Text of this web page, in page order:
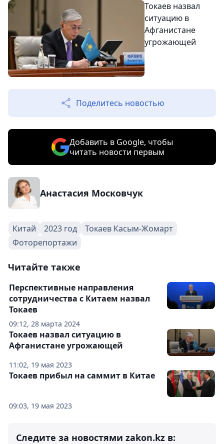
Токаев назвал
ситуацию в
Афганистане
угрожающей
Поделитесь новостью
Добавить в Google, чтобы
читать новости первым
Анастасия Московчук
Китай 2023 год
Токаев Касым-Жомарт
Фоторепортажи
Читайте также
09:12, 28 марта 2024
Перспективные направления
сотрудничества с Китаем назвал
Токаев
11:02, 19 мая 2023
Токаев назвал ситуацию в
Афганистане угрожающей
09:03, 19 мая 2023
Токаев прибыл на саммит в Китае
Следите за новостями zakon.kz в: